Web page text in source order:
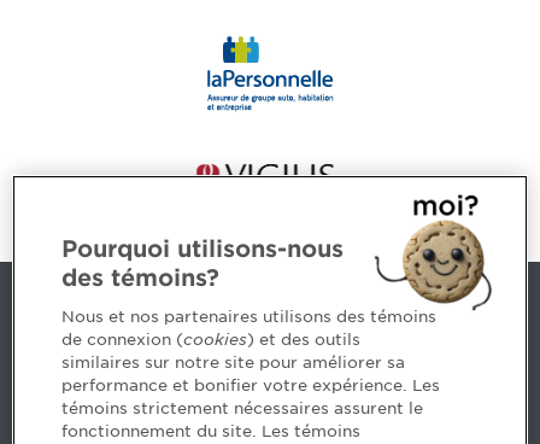
Nous joindre
5, Place Ville Marie, bureau 800, Montréal (Québec)
H3B 2G2
www.cpaquebec.ca
Pourquoi utilisons-nous
des témoins?
Nous et nos partenaires utilisons des témoins
de connexion (cookies) et des outils
similaires sur notre site pour améliorer sa
performance et bonifier votre expérience. Les
témoins strictement nécessaires assurent le
fonctionnement du site. Les témoins